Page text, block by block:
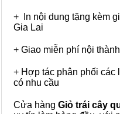
+ In nội dung tặng kèm
Gia Lai
+ Giao miễn phí nội
+ Hợp tác phân phối các
có nhu cầu
Cửa hàng Giỏ trái cây